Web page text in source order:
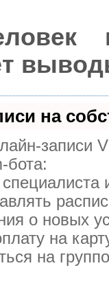
на
записи
бота:
о новых
на
на